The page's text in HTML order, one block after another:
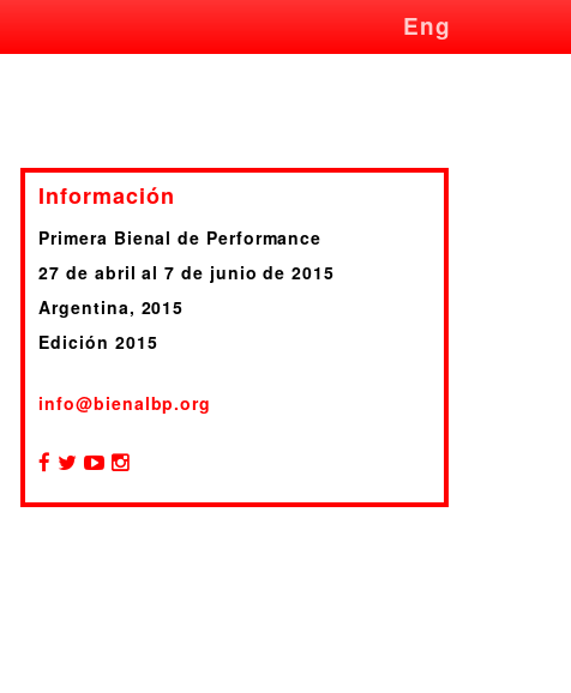
Eng
Información
Primera Bienal de Performance
27 de abril al 7 de junio de 2015
Argentina, 2015
Edición 2015
info@bienalbp.org